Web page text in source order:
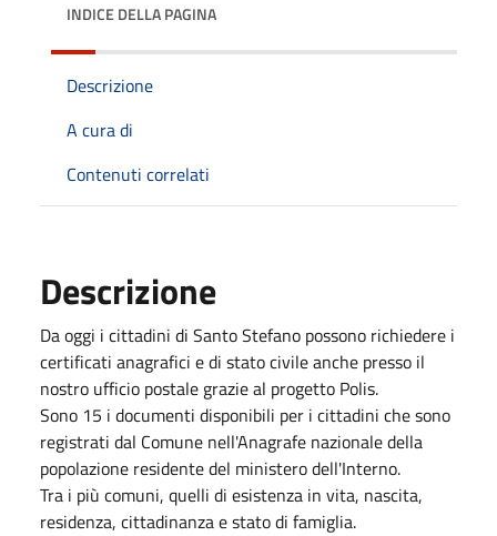
INDICE DELLA PAGINA
Descrizione
A cura di
Contenuti correlati
Descrizione
Da oggi i cittadini di Santo Stefano possono richiedere i
certificati anagrafici e di stato civile anche presso il
nostro ufficio postale grazie al progetto Polis.
Sono 15 i documenti disponibili per i cittadini che sono
registrati dal Comune nell'Anagrafe nazionale della
popolazione residente del ministero dell'Interno.
Tra i più comuni, quelli di esistenza in vita, nascita,
residenza, cittadinanza e stato di famiglia.